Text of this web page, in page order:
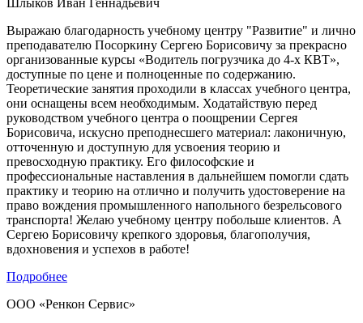
Выражаю благодарность учебному центру "Развитие" и лично
преподавателю Посоркину Сергею Борисовичу за прекрасно
организованные курсы «Водитель погрузчика до 4-х КВТ»,
доступные по цене и полноценные по содержанию.
Теоретические занятия проходили в классах учебного центра,
они оснащены всем необходимым. Ходатайствую перед
руководством учебного центра о поощрении Сергея
Борисовича, искусно преподнесшего материал: лаконичную,
отточенную и доступную для усвоения теорию и
превосходную практику. Его философские и
профессиональные наставления в дальнейшем помогли сдать
практику и теорию на отлично и получить удостоверение на
право вождения промышленного напольного безрельсового
транспорта! Желаю учебному центру побольше клиентов. А
Сергею Борисовичу крепкого здоровья, благополучия,
вдохновения и успехов в работе!
Подробнее
ООО «Ренкон Сервис»